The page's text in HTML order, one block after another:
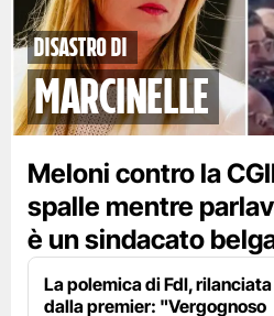
disastro di
marcinelle
Meloni contro la
spalle mentre
è un sindacato
La polemica di FdI, rilanciata
dalla premier: "Vergognoso